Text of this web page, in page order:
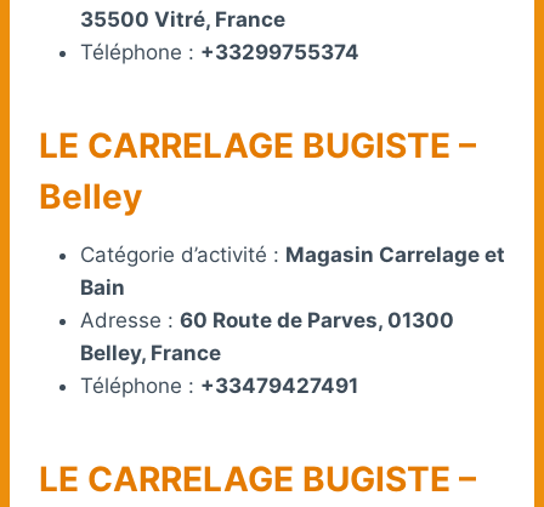
35500 Vitré, France
Téléphone : +33299755374
LE CARRELAGE BUGISTE –
Belley
Catégorie d’activité : Magasin Carrelage et
Bain
Adresse : 60 Route de Parves, 01300
Belley, France
Téléphone : +33479427491
LE CARRELAGE BUGISTE –